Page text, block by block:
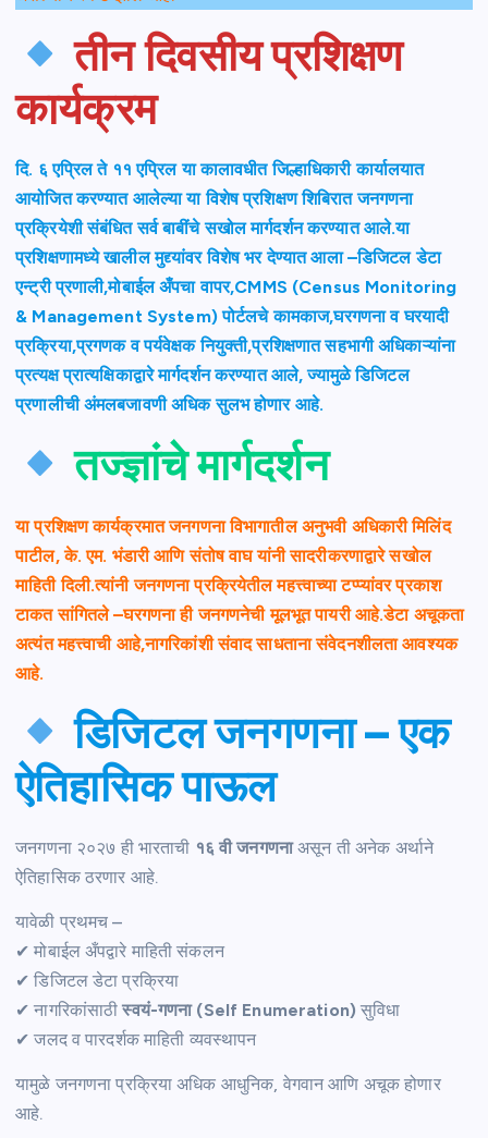
तीन दिवसीय प्रशिक्षण
कार्यक्रम
दि. ६ एप्रिल ते ११ एप्रिल या कालावधीत जिल्हाधिकारी कार्यालयात
आयोजित करण्यात आलेल्या या विशेष प्रशिक्षण शिबिरात जनगणना
प्रक्रियेशी संबंधित सर्व बाबींचे सखोल मार्गदर्शन करण्यात आले.या
प्रशिक्षणामध्ये खालील मुद्द्यांवर विशेष भर देण्यात आला –डिजिटल डेटा
एन्ट्री प्रणाली,मोबाईल अँपचा वापर,CMMS (Census Monitoring
& Management System) पोर्टलचे कामकाज,घरगणना व घरयादी
प्रक्रिया,प्रगणक व पर्यवेक्षक नियुक्ती,प्रशिक्षणात सहभागी अधिकाऱ्यांना
प्रत्यक्ष प्रात्यक्षिकाद्वारे मार्गदर्शन करण्यात आले, ज्यामुळे डिजिटल
प्रणालीची अंमलबजावणी अधिक सुलभ होणार आहे.
तज्ज्ञांचे मार्गदर्शन
या प्रशिक्षण कार्यक्रमात जनगणना विभागातील अनुभवी अधिकारी मिलिंद
पाटील, के. एम. भंडारी आणि संतोष वाघ यांनी सादरीकरणाद्वारे सखोल
माहिती दिली.त्यांनी जनगणना प्रक्रियेतील महत्त्वाच्या टप्प्यांवर प्रकाश
टाकत सांगितले –घरगणना ही जनगणनेची मूलभूत पायरी आहे.डेटा अचूकता
अत्यंत महत्त्वाची आहे,नागरिकांशी संवाद साधताना संवेदनशीलता आवश्यक
आहे.
डिजिटल जनगणना – एक
ऐतिहासिक पाऊल
जनगणना २०२७ ही भारताची १६ वी जनगणनाअसून ती अनेक अर्थाने
ऐतिहासिक ठरणार आहे.
यावेळी प्रथमच –
✔ मोबाईल अँपद्वारे माहिती संकलन
✔ डिजिटल डेटा प्रक्रिया
✔ नागरिकांसाठीस्वयं-गणना (Self Enumeration) सुविधा
✔ जलद व पारदर्शक माहिती व्यवस्थापन
यामुळे जनगणना प्रक्रिया अधिक आधुनिक, वेगवान आणि अचूक होणार
आहे.